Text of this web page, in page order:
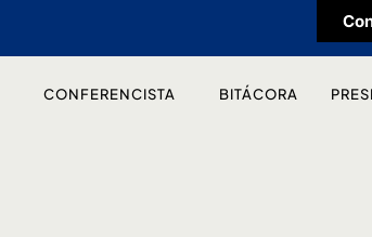
CONFERENCISTA BITÁCORA